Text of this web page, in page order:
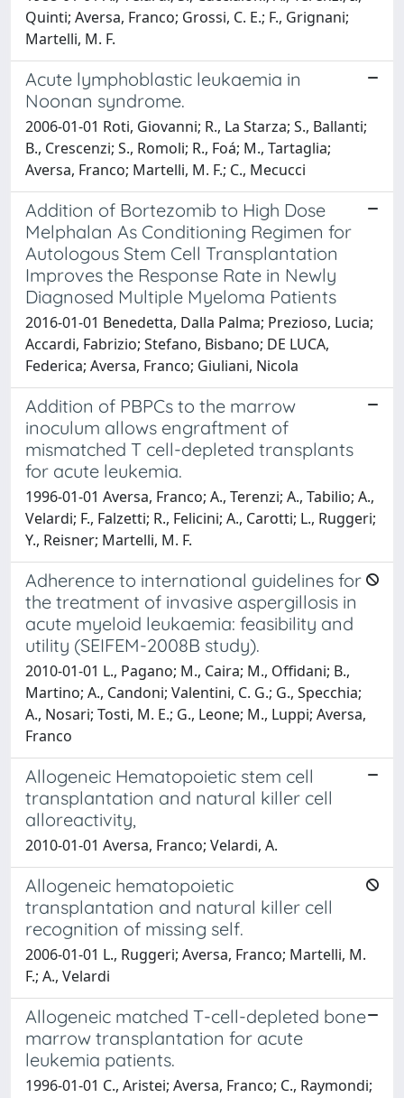
Quinti; Aversa, Franco; Grossi, C. E.; F., Grignani;
Martelli, M. F.
Acute lymphoblastic leukaemia in
Noonan syndrome.
2006-01-01 Roti, Giovanni; R., La Starza; S., Ballanti;
B., Crescenzi; S., Romoli; R., Foá; M., Tartaglia;
Aversa, Franco; Martelli, M. F.; C., Mecucci
Addition of Bortezomib to High Dose
Melphalan As Conditioning Regimen for
Autologous Stem Cell Transplantation
Improves the Response Rate in Newly
Diagnosed Multiple Myeloma Patients
2016-01-01 Benedetta, Dalla Palma; Prezioso, Lucia;
Accardi, Fabrizio; Stefano, Bisbano; DE LUCA,
Federica; Aversa, Franco; Giuliani, Nicola
Addition of PBPCs to the marrow
inoculum allows engraftment of
mismatched T cell-depleted transplants
for acute leukemia.
1996-01-01 Aversa, Franco; A., Terenzi; A., Tabilio; A.,
Velardi; F., Falzetti; R., Felicini; A., Carotti; L., Ruggeri;
Y., Reisner; Martelli, M. F.
Adherence to international guidelines for
the treatment of invasive aspergillosis in
acute myeloid leukaemia: feasibility and
utility (SEIFEM-2008B study).
2010-01-01 L., Pagano; M., Caira; M., Offidani; B.,
Martino; A., Candoni; Valentini, C. G.; G., Specchia;
A., Nosari; Tosti, M. E.; G., Leone; M., Luppi; Aversa,
Franco
Allogeneic Hematopoietic stem cell
transplantation and natural killer cell
alloreactivity,
2010-01-01 Aversa, Franco; Velardi, A.
Allogeneic hematopoietic
transplantation and natural killer cell
recognition of missing self.
2006-01-01 L., Ruggeri; Aversa, Franco; Martelli, M.
F.; A., Velardi
Allogeneic matched T-cell-depleted bone
marrow transplantation for acute
leukemia patients.
1996-01-01 C., Aristei; Aversa, Franco; C., Raymondi;